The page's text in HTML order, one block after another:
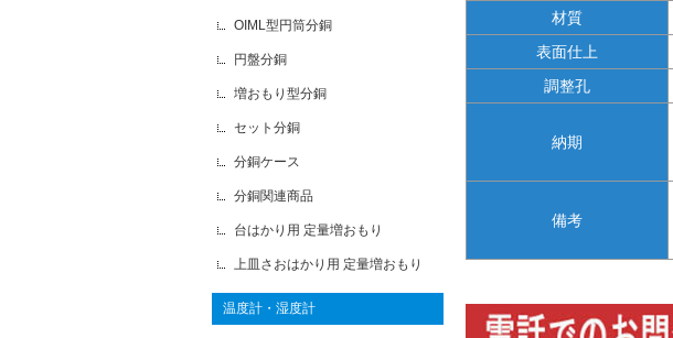
材質
表面仕上
調整孔
納期
備考
OIML型円筒分銅
円盤分銅
増おもり型分銅
セット分銅
分銅ケース
分銅関連商品
台はかり用 定量増おもり
上皿さおはかり用 定量増おもり
温度計・湿度計